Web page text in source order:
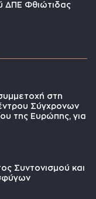
ΔΠΕ Φθιώτιδας
στη
Σύγχρονων
της Ευρώπης, για
Συντονισμού και